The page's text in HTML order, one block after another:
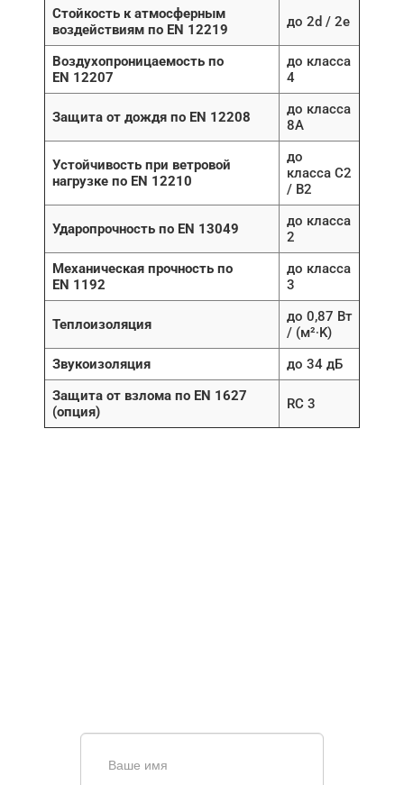
Стойкость к атмосферным
воздействиям по EN 12219
до 2d / 2e
Воздухопроницаемость по
EN 12207
до класса
4
Защита от дождя по EN 12208
до класса
8A
Устойчивость при ветровой
нагрузке по EN 12210
до
класса C2
/ B2
Ударопрочность по EN 13049
до класса
2
Механическая прочность по
EN 1192
до класса
3
Теплоизоляция
до 0,87 Вт
/ (м²∙K)
Звукоизоляция
до 34 дБ
Защита от взлома по EN 1627
(опция)
RC 3